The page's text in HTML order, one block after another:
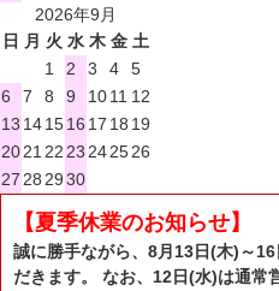
2026年9月
日 月 火 水 木 金 土
1
2 3 4
5
6
7 8 9 1011 12
13 141516 17 18 19
20212223242526
27282930
【夏季休業のお知らせ】
誠に勝手ながら、8月13日(木)～
だきます。 なお、12日(水)は通常